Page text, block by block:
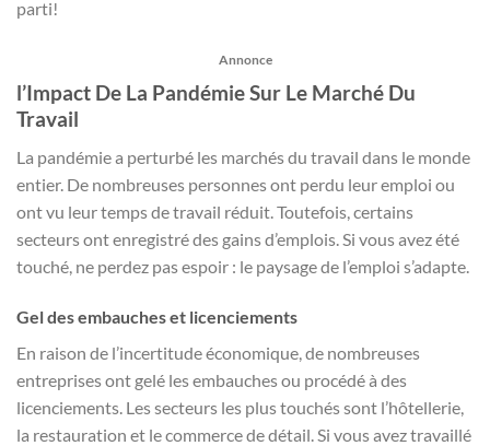
parti!
Annonce
l’Impact De La Pandémie Sur Le Marché Du
Travail
La pandémie a perturbé les marchés du travail dans le monde
entier. De nombreuses personnes ont perdu leur emploi ou
ont vu leur temps de travail réduit. Toutefois, certains
secteurs ont enregistré des gains d’emplois. Si vous avez été
touché, ne perdez pas espoir : le paysage de l’emploi s’adapte.
Gel des embauches et licenciements
En raison de l’incertitude économique, de nombreuses
entreprises ont gelé les embauches ou procédé à des
licenciements. Les secteurs les plus touchés sont l’hôtellerie,
la restauration et le commerce de détail. Si vous avez travaillé